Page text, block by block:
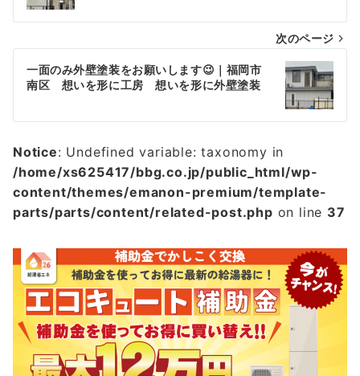
ナ
ビ
ゲ
ー
シ
ョ
ン
次のページ
一面のみ外壁塗装をお願いします😉｜福岡市
南区 想いを形に工房 想いを形に外壁塗装
Notice: Undefined variable: taxonomy in
/home/xs625417/bbg.co.jp/public_html/wp-
content/themes/emanon-premium/template-
parts/parts/content/related-post.php on line 37